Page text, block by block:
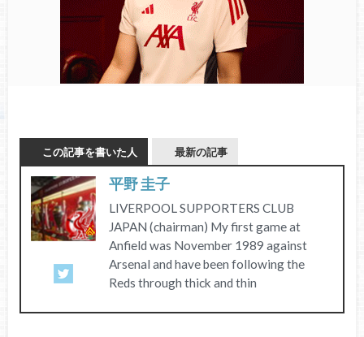
この記事を書いた人 最新の記事
平野 圭子
LIVERPOOL SUPPORTERS CLUB
JAPAN (chairman) My first game at
Anfield was November 1989 against
Arsenal and have been following the
Reds through thick and thin